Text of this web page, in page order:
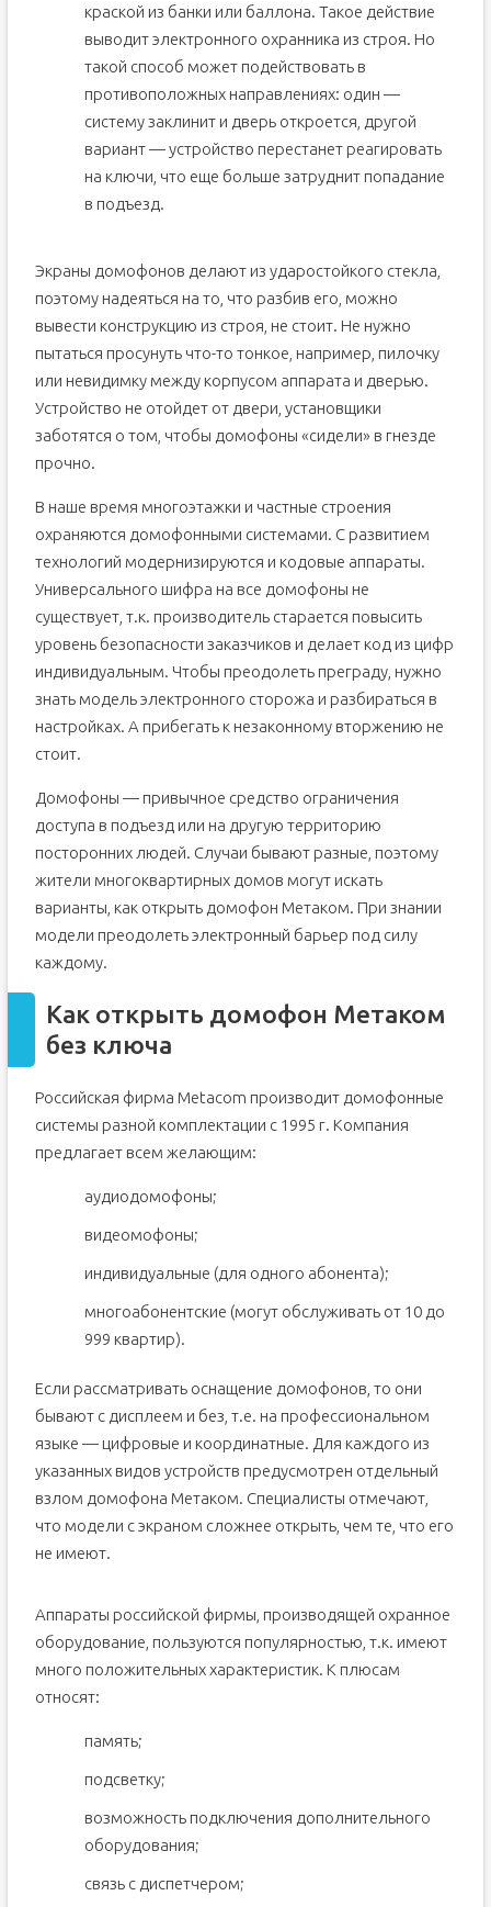
краской из банки или баллона. Такое действие
выводит электронного охранника из строя. Но
такой способ может подействовать в
противоположных направлениях: один —
систему заклинит и дверь откроется, другой
вариант — устройство перестанет реагировать
на ключи, что еще больше затруднит попадание
в подъезд.
Экраны домофонов делают из ударостойкого стекла,
поэтому надеяться на то, что разбив его, можно
вывести конструкцию из строя, не стоит. Не нужно
пытаться просунуть что-то тонкое, например, пилочку
или невидимку между корпусом аппарата и дверью.
Устройство не отойдет от двери, установщики
заботятся о том, чтобы домофоны «сидели» в гнезде
прочно.
В наше время многоэтажки и частные строения
охраняются домофонными системами. С развитием
технологий модернизируются и кодовые аппараты.
Универсального шифра на все домофоны не
существует, т.к. производитель старается повысить
уровень безопасности заказчиков и делает код из цифр
индивидуальным. Чтобы преодолеть преграду, нужно
знать модель электронного сторожа и разбираться в
настройках. А прибегать к незаконному вторжению не
стоит.
Домофоны — привычное средство ограничения
доступа в подъезд или на другую территорию
посторонних людей. Случаи бывают разные, поэтому
жители многоквартирных домов могут искать
варианты, как открыть домофон Метаком. При знании
модели преодолеть электронный барьер под силу
каждому.
Как открыть домофон Метаком
без ключа
Российская фирма Metacom производит домофонные
системы разной комплектации с 1995 г. Компания
предлагает всем желающим:
аудиодомофоны;
видеомофоны;
индивидуальные (для одного абонента);
многоабонентские (могут обслуживать от 10 до
999 квартир).
Если рассматривать оснащение домофонов, то они
бывают с дисплеем и без, т.е. на профессиональном
языке — цифровые и координатные. Для каждого из
указанных видов устройств предусмотрен отдельный
взлом домофона Метаком. Специалисты отмечают,
что модели с экраном сложнее открыть, чем те, что его
не имеют.
Аппараты российской фирмы, производящей охранное
оборудование, пользуются популярностью, т.к. имеют
много положительных характеристик. К плюсам
относят:
память;
подсветку;
возможность подключения дополнительного
оборудования;
связь с диспетчером;